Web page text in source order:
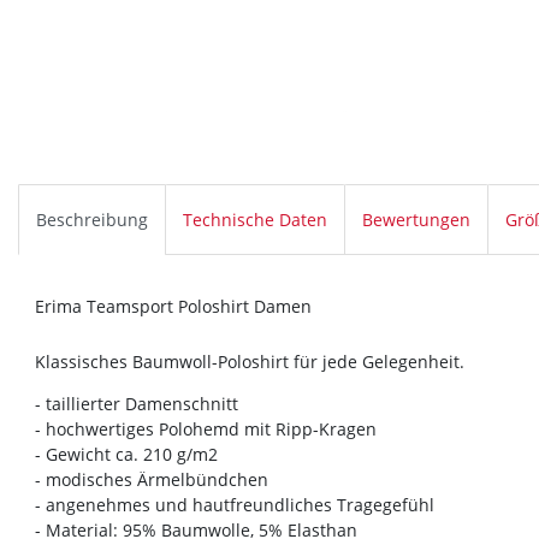
Beschreibung Technische Daten Bewertungen
Erima Teamsport Poloshirt Damen
Klassisches Baumwoll-Poloshirt für jede Gelegenheit.
- taillierter Damenschnitt
- hochwertiges Polohemd mit Ripp-Kragen
- Gewicht ca. 210 g/m2
- modisches Ärmelbündchen
- angenehmes und hautfreundliches Tragegefühl
- Material: 95% Baumwolle, 5% Elasthan